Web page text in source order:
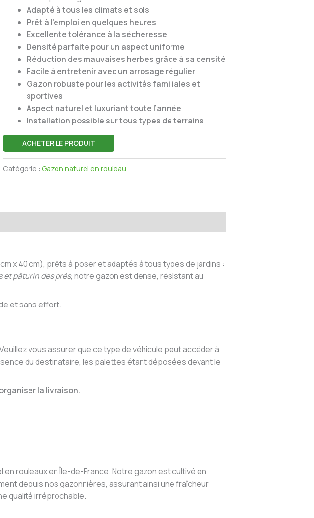
Adapté à tous les climats et sols
Prêt à l’emploi en quelques heures
Excellente tolérance à la sécheresse
Densité parfaite pour un aspect uniforme
Réduction des mauvaises herbes grâce à sa densité
Facile à entretenir avec un arrosage régulier
Gazon robuste pour les activités familiales et
sportives
Aspect naturel et luxuriant toute l’année
Installation possible sur tous types de terrains
ACHETER LE PRODUIT
Catégorie :Gazon naturel en rouleau
x 40 cm), prêts à poser et adaptés à tous types de jardins :
et pâturin des prés, notre gazon est dense, résistant au
et sans effort.
vous assurer que ce type de véhicule peut accéder à
du destinataire, les palettes étant déposées devant le
la livraison.
rouleaux en Île-de-France. Notre gazon est cultivé en
depuis nos gazonnières, assurant ainsi une fraîcheur
qualité irréprochable.